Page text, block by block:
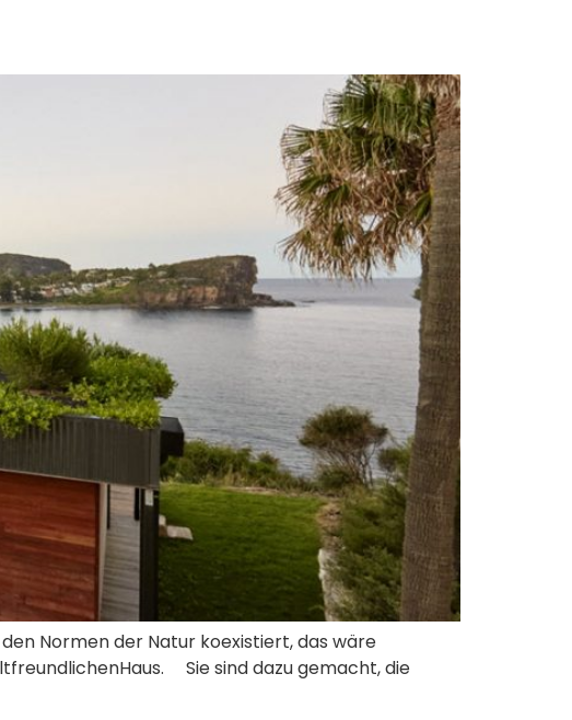
Normen der Natur koexistiert, das wäre
Sie sind dazu gemacht, die